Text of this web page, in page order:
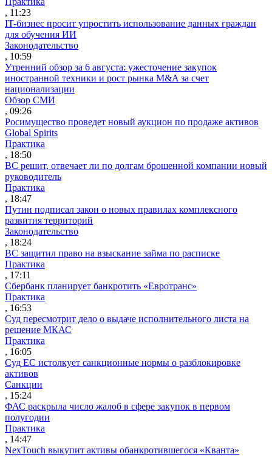
, 11:23
IT-бизнес просит упростить использование данных граждан
для обучения ИИ
Законодательство
, 10:59
Утренний обзор за 6 августа: ужесточение закупок
иностранной техники и рост рынка M&A за счет
национализации
Обзор СМИ
, 09:26
Росимущество проведет новый аукцион по продаже активов
Global Spirits
Практика
, 18:50
ВС решит, отвечает ли по долгам брошенной компании новый
руководитель
Практика
, 18:47
Путин подписал закон о новых правилах комплексного
развития территорий
Законодательство
, 18:24
ВС защитил право на взыскание займа по расписке
Практика
, 17:11
Сбербанк планирует банкротить «Евротранс»
Практика
, 16:53
Суд пересмотрит дело о выдаче исполнительного листа на
решение МКАС
Практика
, 16:05
Суд ЕС истолкует санкционные нормы о разблокировке
активов
Санкции
, 15:24
ФАС раскрыла число жалоб в сфере закупок в первом
полугодии
Практика
, 14:47
NexTouch выкупит активы обанкротившегося «Кванта»